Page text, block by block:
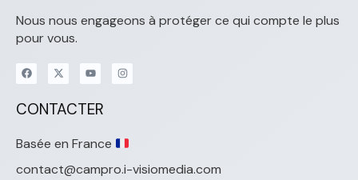
Nous nous engageons à protéger ce qui compte le plus
pour vous.
CONTACTER
Basée en France
contact@campro.i-visiomedia.com